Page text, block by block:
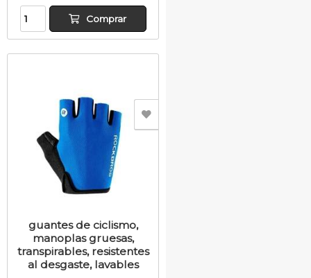
Comprar
guantes de ciclismo,
manoplas gruesas,
transpirables, resistentes
al desgaste, lavables